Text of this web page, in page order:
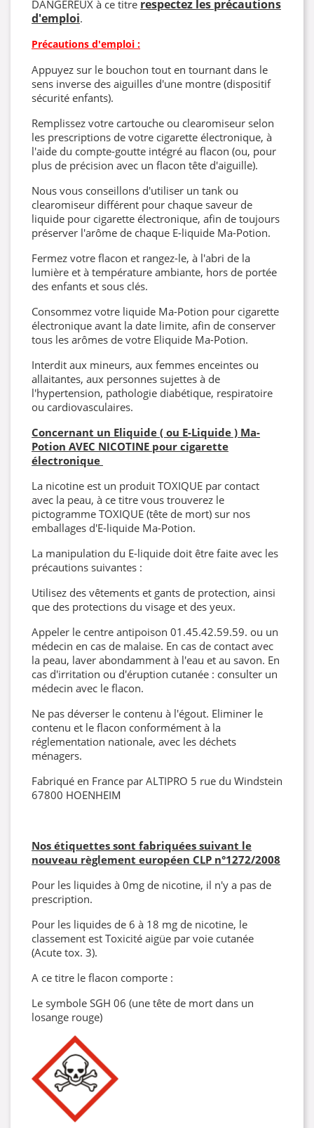
DANGEREUX à ce titre respectez les précautions
d'emploi.
Précautions d'emploi :
Appuyez sur le bouchon tout en tournant dans le
sens inverse des aiguilles d'une montre (dispositif
sécurité enfants).
Remplissez votre cartouche ou clearomiseur selon
les prescriptions de votre cigarette électronique, à
l'aide du compte-goutte intégré au flacon (ou, pour
plus de précision avec un flacon tête d'aiguille).
Nous vous conseillons d'utiliser un tank ou
clearomiseur différent pour chaque saveur de
liquide pour cigarette électronique, afin de toujours
préserver l'arôme de chaque E-liquide Ma-Potion.
Fermez votre flacon et rangez-le, à l'abri de la
lumière et à température ambiante, hors de portée
des enfants et sous clés.
Consommez votre liquide Ma-Potion pour cigarette
électronique avant la date limite, afin de conserver
tous les arômes de votre Eliquide Ma-Potion.
Interdit aux mineurs, aux femmes enceintes ou
allaitantes, aux personnes sujettes à de
l'hypertension, pathologie diabétique, respiratoire
ou cardiovasculaires.
Concernant un Eliquide ( ou E-Liquide ) Ma-
Potion AVEC NICOTINE pour cigarette
électronique
La nicotine est un produit TOXIQUE par contact
avec la peau, à ce titre vous trouverez le
pictogramme TOXIQUE (tête de mort) sur nos
emballages d'E-liquide Ma-Potion.
La manipulation du E-liquide doit être faite avec les
précautions suivantes :
Utilisez des vêtements et gants de protection, ainsi
que des protections du visage et des yeux.
Appeler le centre antipoison 01.45.42.59.59. ou un
médecin en cas de malaise. En cas de contact avec
la peau, laver abondamment à l'eau et au savon. En
cas d'irritation ou d'éruption cutanée : consulter un
médecin avec le flacon.
Ne pas déverser le contenu à l'égout. Eliminer le
contenu et le flacon conformément à la
réglementation nationale, avec les déchets
ménagers.
Fabriqué en France par ALTIPRO 5 rue du Windstein
67800 HOENHEIM
Nos étiquettes sont fabriquées suivant le
nouveau règlement européen CLP n°1272/2008
Pour les liquides à 0mg de nicotine, il n'y a pas de
prescription.
Pour les liquides de 6 à 18 mg de nicotine, le
classement est Toxicité aigüe par voie cutanée
(Acute tox. 3).
A ce titre le flacon comporte :
Le symbole SGH 06 (une tête de mort dans un
losange rouge)